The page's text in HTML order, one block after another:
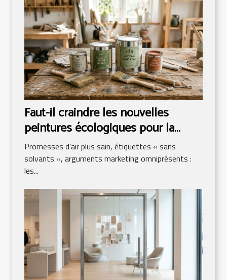
Faut-il craindre les nouvelles
peintures écologiques pour la
rénovation ?
Promesses d’air plus sain, étiquettes « sans
solvants », arguments marketing omniprésents :
les...